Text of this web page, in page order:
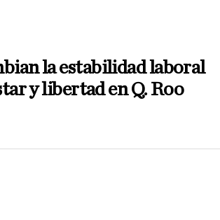
la estabilidad laboral
y libertad en Q. Roo